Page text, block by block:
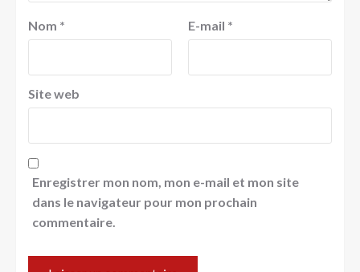
Nom * E-mail *
Site web
Enregistrer mon nom, mon e-mail et mon site
dans le navigateur pour mon prochain
commentaire.